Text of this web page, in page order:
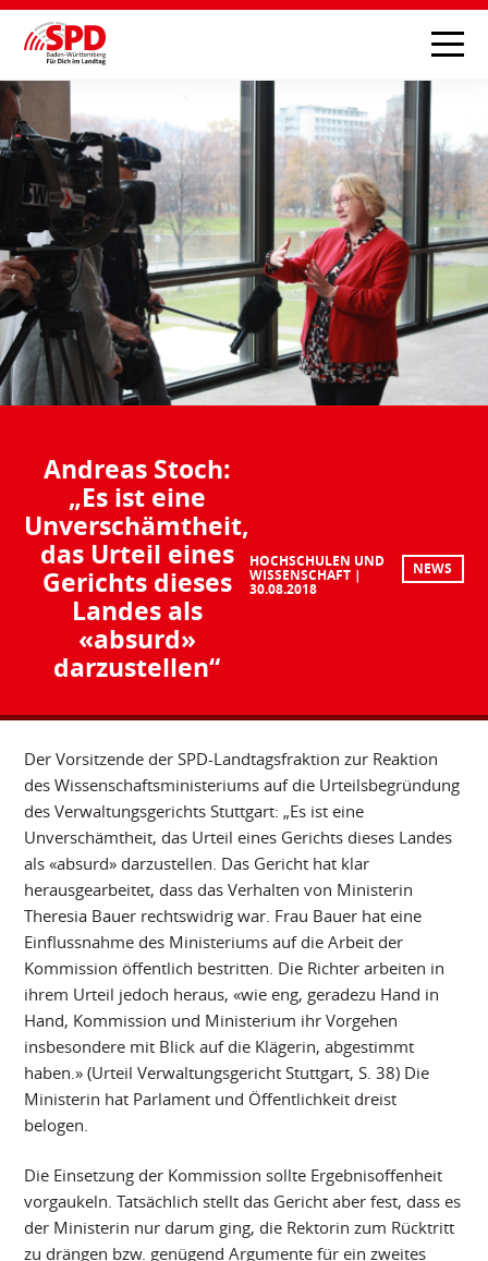
Andreas Stoch:
„Es ist eine
Unverschämtheit,
das Urteil eines
Gerichts dieses
Landes als
«absurd»
darzustellen“
HOCHSCHULEN UND
WISSENSCHAFT
30.08.2018
NEWS
Der Vorsitzende der SPD-Landtagsfraktion zur Reaktion
des Wissenschaftsministeriums auf die Urteilsbegründung
des Verwaltungsgerichts Stuttgart: „Es ist eine
Unverschämtheit, das Urteil eines Gerichts dieses Landes
als «absurd» darzustellen. Das Gericht hat klar
herausgearbeitet, dass das Verhalten von Ministerin
Theresia Bauer rechtswidrig war. Frau Bauer hat eine
Einflussnahme des Ministeriums auf die Arbeit der
Kommission öffentlich bestritten. Die Richter arbeiten in
ihrem Urteil jedoch heraus, «wie eng, geradezu Hand in
Hand, Kommission und Ministerium ihr Vorgehen
insbesondere mit Blick auf die Klägerin, abgestimmt
haben.» (Urteil Verwaltungsgericht Stuttgart, S. 38) Die
Ministerin hat Parlament und Öffentlichkeit dreist
belogen.
Die Einsetzung der Kommission sollte Ergebnisoffenheit
vorgaukeln. Tatsächlich stellt das Gericht aber fest, dass es
der Ministerin nur darum ging, die Rektorin zum Rücktritt
zu drängen bzw. genügend Argumente für ein zweites